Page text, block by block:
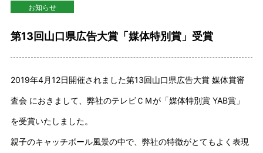
お知らせ
第13回山口県広告大賞「媒体特別賞」受賞
2019年4月12日開催されました第13回山口県広告大賞 媒体賞審
査会 におきまして、弊社のテレビＣＭが「媒体特別賞 YAB賞」
を受賞いたしました。
親子のキャッチボール風景の中で、弊社の特徴がとてもよく表現